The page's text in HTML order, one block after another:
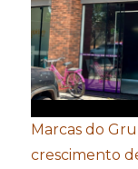
Marcas do
crescimento